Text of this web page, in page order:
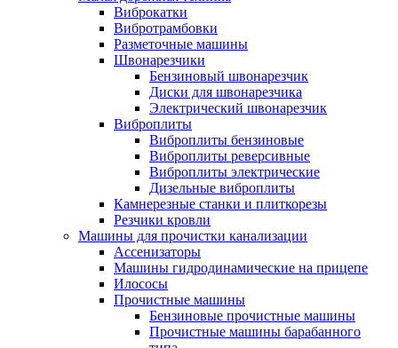
Виброкатки
Вибротрамбовки
Разметочные машины
Швонарезчики
Бензиновый швонарезчик
Диски для швонарезчика
Электрический швонарезчик
Виброплиты
Виброплиты бензиновые
Виброплиты реверсивные
Виброплиты электрические
Дизельные виброплиты
Камнерезные станки и плиткорезы
Резчики кровли
Машины для прочистки канализации
Ассенизаторы
Машины гидродинамические на прицепе
Илососы
Прочистные машины
Бензиновые прочистные машины
Прочистные машины барабанного